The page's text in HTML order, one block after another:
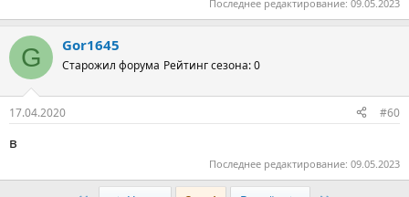
Последнее редактирование: 09.05.2023
G Gor1645
Старожил форума Рейтинг сезона: 0
17.04.2020 #60
в
Последнее редактирование: 09.05.2023